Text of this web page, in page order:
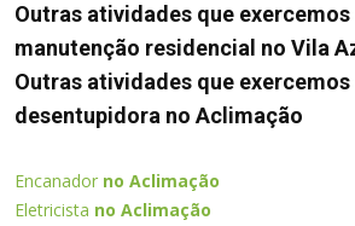
Outras atividades que exercemos
manutenção residencial no Vila
Outras atividades que exercemos
desentupidora no Aclimação
Encanador no Aclimação
Eletricista no Aclimação